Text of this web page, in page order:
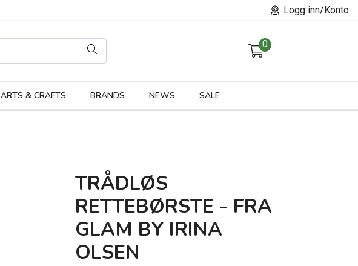
Logg inn/Konto
0
ARTS & CRAFTS BRANDS NEWS SALE
TRÅDLØS
RETTEBØRSTE - FRA
GLAM BY IRINA
OLSEN